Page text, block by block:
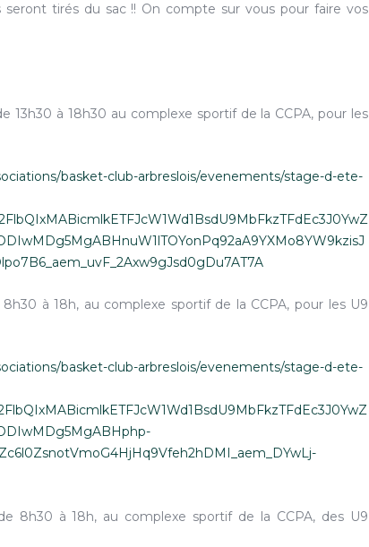
seront tirés du sac !! On compte sur vous pour faire vos
13h30 à 18h30 au complexe sportif de la CCPA, pour les
basket-club-arbreslois/evenements/stage-d-ete-
à 18h, au complexe sportif de la CCPA, pour les U9
basket-club-arbreslois/evenements/stage-d-ete-
8h30 à 18h, au complexe sportif de la CCPA, des U9